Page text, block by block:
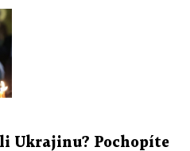
Ukrajinu? Pochopíte